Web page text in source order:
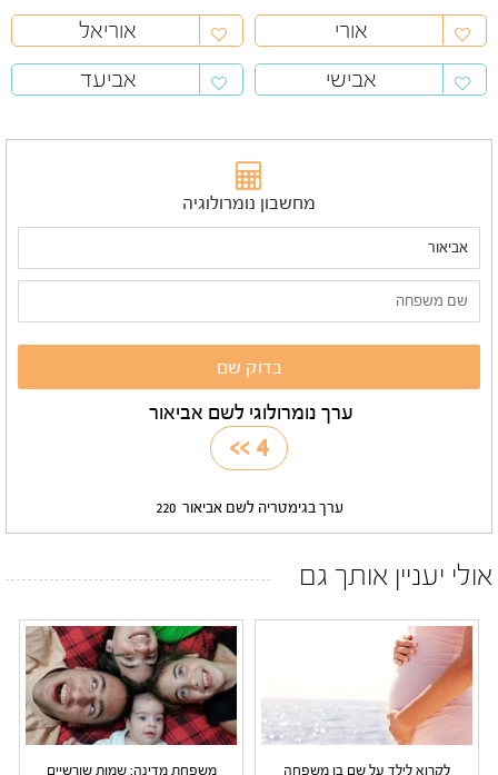
אורי
אוריאל
אבישי
אביעד
מחשבון נומרולוגיה
ערך נומרולוגי לשם אביאור
4
>>
ערך בגימטריה לשם אביאור 220
אולי יעניין אותך גם
לקרוא לילד על שם בן משפחה משפחת מדינה: שמות שורשיים